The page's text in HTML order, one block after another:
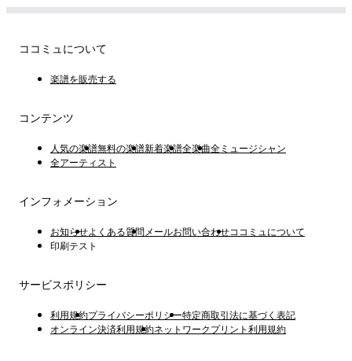
ココミュについて
楽譜を販売する
コンテンツ
人気の楽譜無料の楽譜新着楽譜全楽曲全ミュージシャン
全アーティスト
インフォメーション
お知らせよくある質問 メールお問い合わせココミュについて
印刷テスト
サービスポリシー
利用規約プライバシーポリシー特定商取引法に基づく表記
オンライン決済利用規約ネットワークプリント利用規約